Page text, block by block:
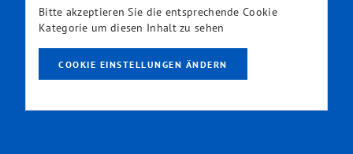
Bitte akzeptieren Sie die entsprechende Cookie
Kategorie um diesen Inhalt zu sehen
COOKIE EINSTELLUNGEN ÄNDERN